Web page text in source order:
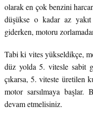
olarak en çok benzini
düşükse o kadar az yakıt
giderken, motoru
Tabi ki vites yükseldikçe,
düz yolda 5. vitesle sabit
çıkarsa, 5. viteste üretilen
motor sarsılmaya
devam etmelisiniz.